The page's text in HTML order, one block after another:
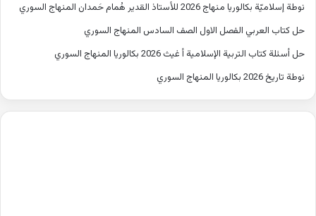
نوطة إسلاميّة بكالوريا منهاج 2026 للأستاذ القدير هُمام حَمدان المنهاج السوري
حل كتاب العربي الفصل الاول الصف السادس المنهاج السوري
حل أسئلة كتاب التربية الإسلامية أ غيث 2026 بكالوريا المنهاج السوري
نوطة تاريخ 2026 بكالوريا المنهاج السوري